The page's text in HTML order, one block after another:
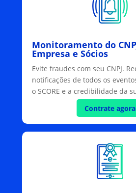
Monitoramento do
Empresa e Sócios
Evite fraudes com seu CNPJ.
notificações de todos os
o SCORE e a credibilidade da
Contrate agora